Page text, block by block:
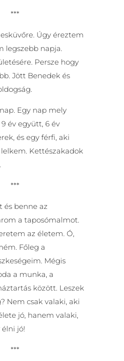
***
Úgy éreztem
legszebb napja.
Persze hogy
Jött Benedek és
Egy nap mely
év együtt, 6 év
és egy férfi, aki
Kettészakadok
***
és benne az
a taposómalmot.
az életem. Ó,
Főleg a
Mégis
a munka, a
között. Leszek
Nem csak valaki, aki
jó, hanem valaki,
élni jó!
***